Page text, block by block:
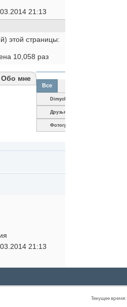
21:13
этой страницы:
10,058 раз
Обо мне
Все
Dimych
Друзья
Фотографии
21:13
Текущее время: